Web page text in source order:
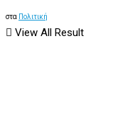
View All Result
στα Πολιτική